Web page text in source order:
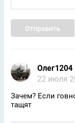
Отправить
Олег1204
22 июля
Зачем? Если
тащят